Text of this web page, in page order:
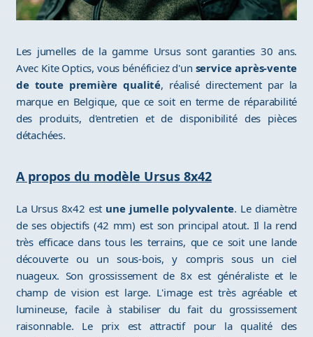
Les jumelles de la gamme Ursus sont garanties 30 ans.
Avec Kite Optics, vous bénéficiez d'un service après-vente
de toute première qualité, réalisé directement par la
marque en Belgique, que ce soit en terme de réparabilité
des produits, d'entretien et de disponibilité des pièces
détachées.
A propos du modèle Ursus 8x42
La Ursus 8x42 est une jumelle polyvalente. Le diamètre
de ses objectifs (42 mm) est son principal atout. Il la rend
très efficace dans tous les terrains, que ce soit une lande
découverte ou un sous-bois, y compris sous un ciel
nuageux. Son grossissement de 8x est généraliste et le
champ de vision est large. L'image est très agréable et
lumineuse, facile à stabiliser du fait du grossissement
raisonnable. Le prix est attractif pour la qualité des